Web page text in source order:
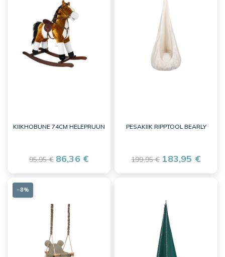
KIIKHOBUNE 74CM HELEPRUUN
95,95 € 86,36 €
PESAKIIK RIPPTOOL BEARLY
199,95 € 183,95 €
−8%